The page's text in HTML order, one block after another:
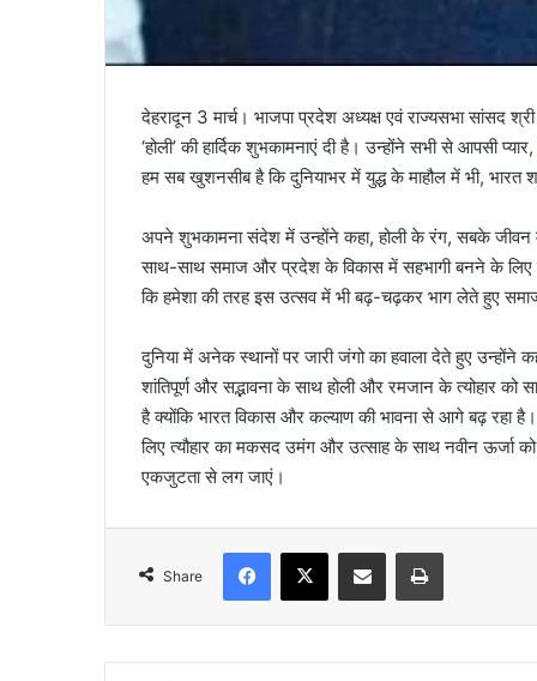
देहरादून 3 मार्च। भाजपा प्रदेश अध्यक्ष एवं राज्यसभा सांसद
‘होली’ की हार्दिक शुभकामनाएं दी है। उन्होंने सभी से आपसी
हम सब खुशनसीब है कि दुनियाभर में युद्ध के माहौल में भी, भारत
अपने शुभकामना संदेश में उन्होंने कहा, होली के रंग, सबके
साथ-साथ समाज और प्रदेश के विकास में सहभागी बनने के लिए
कि हमेशा की तरह इस उत्सव में भी बढ़-चढ़कर भाग लेते हुए
दुनिया में अनेक स्थानों पर जारी जंगो का हवाला देते हुए
शांतिपूर्ण और सद्भावना के साथ होली और रमजान के त्योहार
है क्योंकि भारत विकास और कल्याण की भावना से आगे बढ़ रहा
लिए त्यौहार का मकसद उमंग और उत्साह के साथ नवीन ऊर्जा
एकजुटता से लग जाएं।
Share